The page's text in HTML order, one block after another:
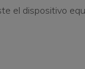
el dispositivo